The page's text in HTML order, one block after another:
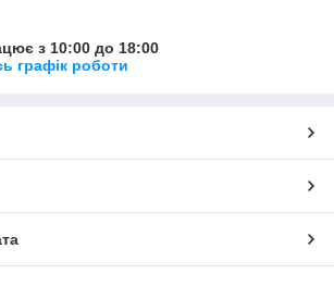
з 10:00 до 18:00
графік роботи